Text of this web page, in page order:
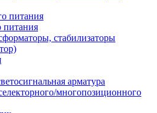
питания
питания
стабилизаторы
арматура
многопозиционного